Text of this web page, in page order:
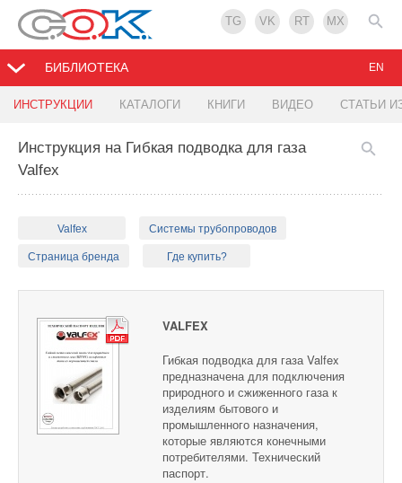
TG VK RT MX
БИБЛИОТЕКА
ИНСТРУКЦИИ КАТАЛОГИ КНИГИ ВИДЕО СТАТЬИ
EN
Инструкция на Гибкая подводка для газа
Valfex
Valfex Системы трубопроводов
Страница бренда Где купить?
VALFEX
Гибкая подводка для газа Valfex
предназначена для подключения
природного и сжиженного газа к
изделиям бытового и
промышленного назначения,
которые являются конечными
потребителями. Технический
паспорт.